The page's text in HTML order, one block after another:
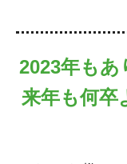
2023年もあ
来年も何卒